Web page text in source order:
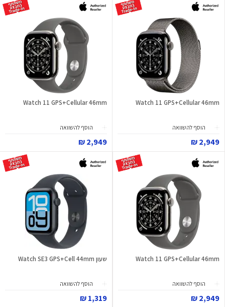
Watch 11 GPS+Cellular 46mm
הוסף להשוואה
2,949 ₪
Watch 11 GPS+Cellular 46mm
הוסף להשוואה
2,949 ₪
Watch 11 GPS+Cellular 46mm
הוסף להשוואה
2,949 ₪
שעון Watch SE3 GPS+Cell 44mm
הוסף להשוואה
1,319 ₪